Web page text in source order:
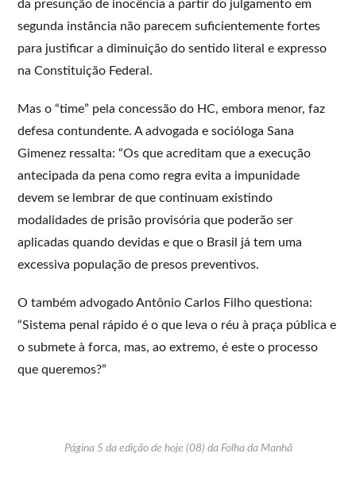
da presunção de inocência a partir do julgamento em
segunda instância não parecem suficientemente fortes
para justificar a diminuição do sentido literal e expresso
na Constituição Federal.
Mas o “time” pela concessão do HC, embora menor, faz
defesa contundente. A advogada e socióloga Sana
Gimenez ressalta: “Os que acreditam que a execução
antecipada da pena como regra evita a impunidade
devem se lembrar de que continuam existindo
modalidades de prisão provisória que poderão ser
aplicadas quando devidas e que o Brasil já tem uma
excessiva população de presos preventivos.
O também advogado Antônio Carlos Filho questiona:
“Sistema penal rápido é o que leva o réu à praça pública e
o submete à forca, mas, ao extremo, é este o processo
que queremos?”
Página 5 da edição de hoje (08) da Folha da Manhã